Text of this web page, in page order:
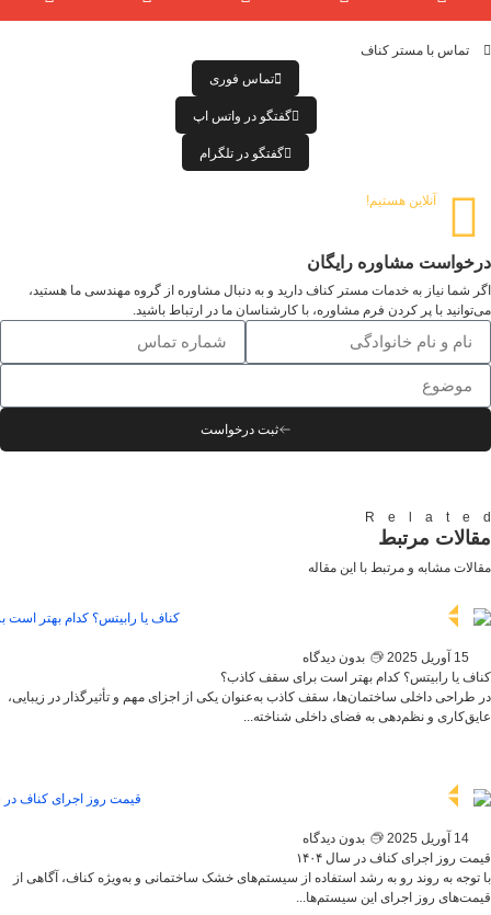
تماس با مستر کناف
تماس فوری
گفتگو در واتس اپ
گفتگو در تلگرام
آنلاین هستیم!
درخواست مشاوره رایگان
اگر شما نیاز به خدمات مستر کناف دارید و به دنبال مشاوره از گروه مهندسی ما هستید،
می‌توانید با پر کردن فرم مشاوره، با کارشناسان ما در ارتباط باشید.
ثبت درخواست
مقالات مرتبط
مقالات مشابه و مرتبط با این مقاله
15 آوریل 2025
بدون دیدگاه
کناف یا رابیتس؟ کدام بهتر است برای سقف کاذب؟
در طراحی داخلی ساختمان‌ها، سقف کاذب به‌عنوان یکی از اجزای مهم و تأثیرگذار در زیبایی،
عایق‌کاری و نظم‌دهی به فضای داخلی شناخته...
14 آوریل 2025
بدون دیدگاه
قیمت روز اجرای کناف در سال ۱۴۰۴
با توجه به روند رو به رشد استفاده از سیستم‌های خشک ساختمانی و به‌ویژه کناف، آگاهی از
قیمت‌های روز اجرای این سیستم‌ها...